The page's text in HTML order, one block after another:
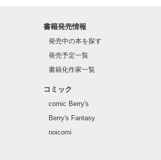
作品を読む
書籍発売情報
発売中の本を探す
発売予定一覧
書籍化作家一覧
コミック
comic Berry's
Berry's Fantasy
noicomi